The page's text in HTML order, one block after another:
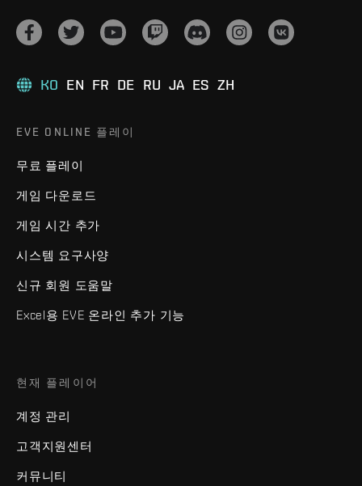
KO EN FR DE RU JA ES ZH
EVE ONLINE 플레이
무료 플레이
게임 다운로드
게임 시간 추가
시스템 요구사양
신규 회원 도움말
Excel용 EVE 온라인 추가 기능
현재 플레이어
계정 관리
고객지원센터
커뮤니티